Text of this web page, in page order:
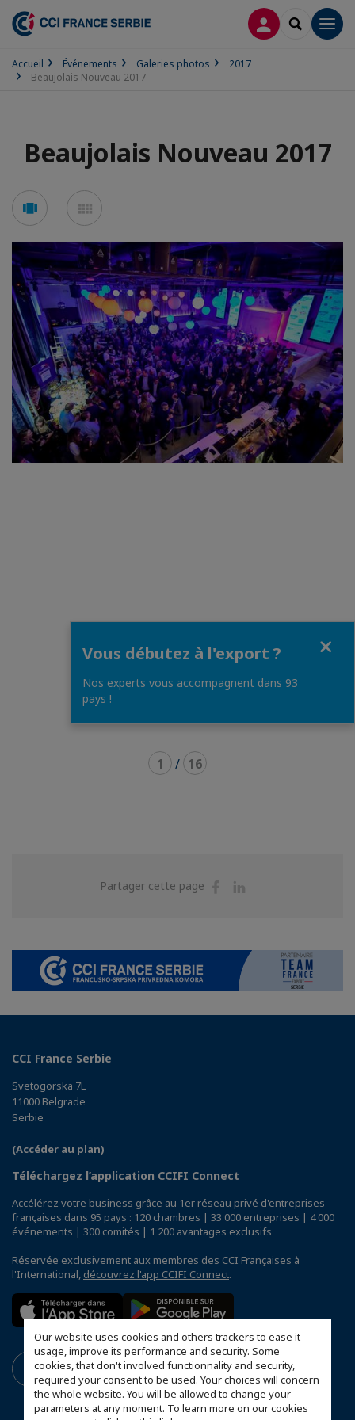
Our website uses cookies and others trackers to ease it
usage, improve its performance and security. Some
cookies, that don't involved functionnality and security,
required your consent to be used. Your choices will concern
the whole website. You will be allowed to change your
parameters at any moment. To learn more on our cookies
CONNEXION
Accueil Événements Galeries photos
2017
Beaujolais Nouveau 2017
Beaujolais Nouveau 2017
Voir
en
carousel
en
mosaïque
1 / 16
Partager cette page
Partager
CCI France Serbie
Svetogorska 7L
11000 Belgrade
Serbie
(Accéder au plan)
Téléchargez l’application CCIFI Connect
Accélérez votre business grâce au 1er réseau privé d'entreprises
françaises dans 95 pays : 120 chambres | 33 000 entreprises | 4 000
événements | 300 comités | 1 200 avantages exclusifs
Réservée exclusivement aux membres des CCI Françaises à
l'International, découvrez l'app CCIFI Connect.
Vous débutez à l'export ?
Nos experts vous accompagnent dans 93
pays !